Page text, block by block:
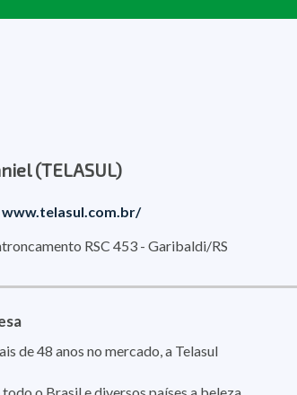
(TELASUL)
www.telasul.com.br/
RSC 453 - Garibaldi/RS
de 48 anos no mercado, a Telasul